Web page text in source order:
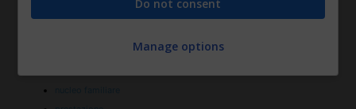
Do not consent
Manage options